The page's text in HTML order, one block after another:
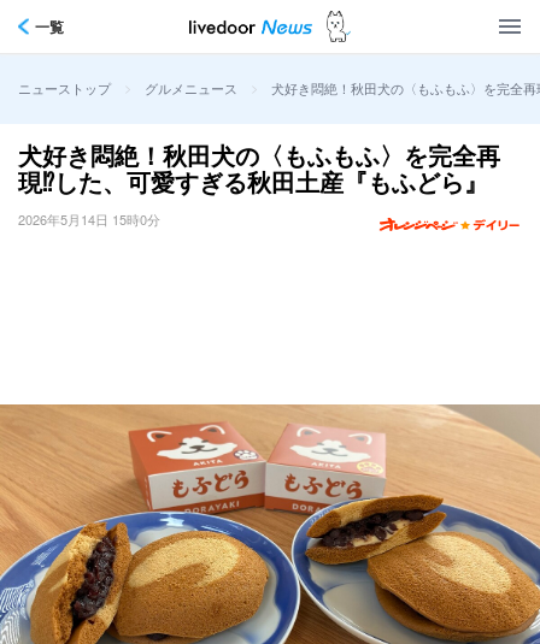
一覧
ニューストップ > グルメニュース > 犬好き悶絶！秋田犬の〈もふもふ〉を完全
犬好き悶絶！秋田犬の〈もふもふ〉を完全再
現⁉した、可愛すぎる秋田土産『もふどら』
2026年5月14日 15時0分